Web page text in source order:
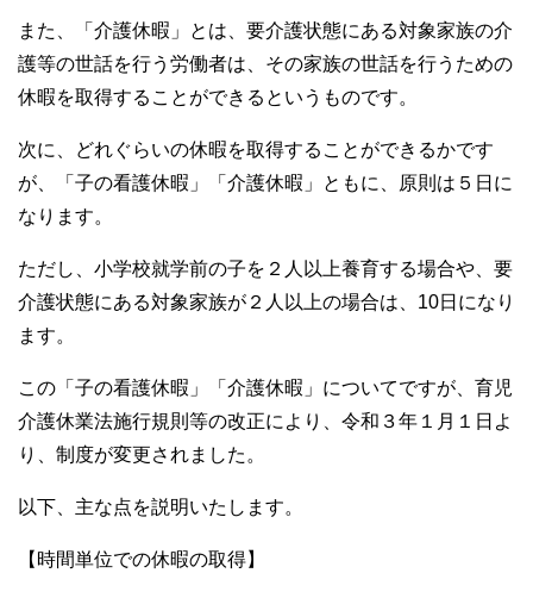
また、「介護休暇」とは、要介護状態にある対象家族の介
護等の世話を行う労働者は、その家族の世話を行うための
休暇を取得することができるというものです。
次に、どれぐらいの休暇を取得することができるかです
が、「子の看護休暇」「介護休暇」ともに、原則は５日に
なります。
ただし、小学校就学前の子を２人以上養育する場合や、要
介護状態にある対象家族が２人以上の場合は、10日になり
ます。
この「子の看護休暇」「介護休暇」についてですが、育児
介護休業法施行規則等の改正により、令和３年１月１日よ
り、制度が変更されました。
以下、主な点を説明いたします。
【時間単位での休暇の取得】